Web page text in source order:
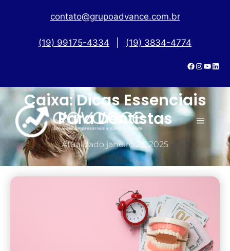
contato@grupoadvance.com.br
(19) 99175-4334 (19) 3834-4774
Gestão De Fluxo De
Caixa: Dicas Essenciais
Para Dentistas
Atualizado janeiro 23, 2025